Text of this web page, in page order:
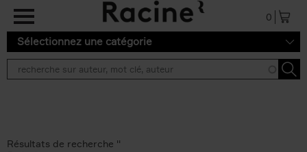
Aller au contenu principal
0
Sélectionnez une catégorie
Résultats de recherche ''